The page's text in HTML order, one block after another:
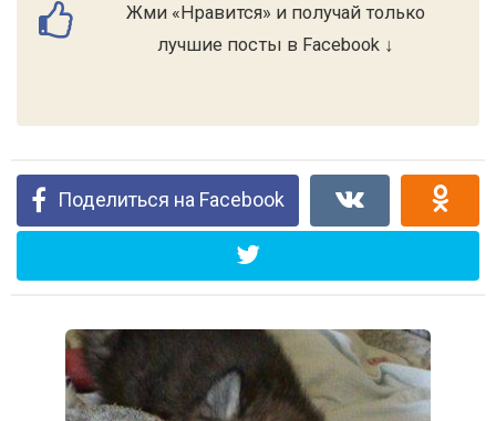
Жми «Нравится» и получай только
лучшие посты в Facebook ↓
Поделиться на Facebook